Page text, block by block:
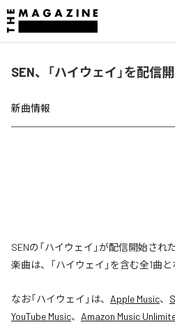
SEN、「ハイウェイ」を配信
新曲情報
SENの「ハイウェイ」が配信開始さ
楽曲は、「ハイウェイ」を含む全1曲と
なお「ハイウェイ 」は、 Apple Music、
YouTube Music、 Amazon Music